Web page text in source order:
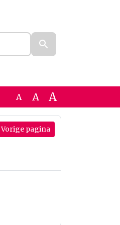
A A A
Vorige pagina